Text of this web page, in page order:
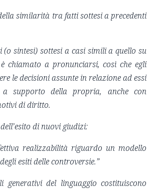
similarità tra fatti sottesi a precedenti
sintesi) sottesi a casi simili a quello su
chiamato a pronunciarsi, così che egli
le decisioni assunte in relazione ad essi
a supporto della propria, anche con
di diritto.
di nuovi giudizi:
realizzabilità riguardo un modello
esiti delle controversie.”
generativi del linguaggio costituiscono